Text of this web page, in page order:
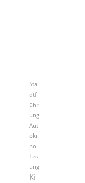
Sta
dtf
ühr
ung
Aut
oki
no
Les
ung
Ki